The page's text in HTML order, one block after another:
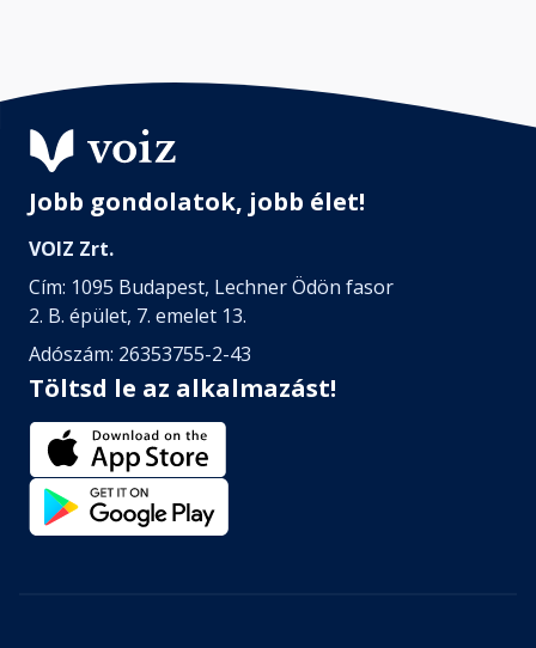
Jobb gondolatok, jobb élet!
VOIZ Zrt.
Cím: 1095 Budapest, Lechner Ödön fasor
2. B. épület, 7. emelet 13.
Adószám: 26353755-2-43
Töltsd le az alkalmazást!